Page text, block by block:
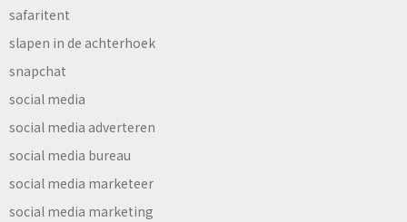
safaritent
slapen in de achterhoek
snapchat
social media
social media adverteren
social media bureau
social media marketeer
social media marketing